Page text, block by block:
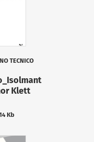
TECNICO
Klett
Kb